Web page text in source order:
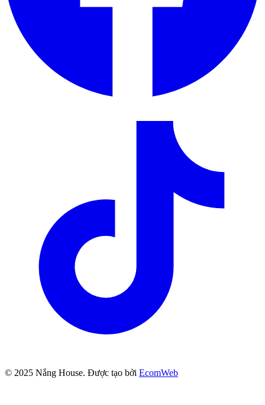
© 2025 Nắng House. Được tạo bởi EcomWeb